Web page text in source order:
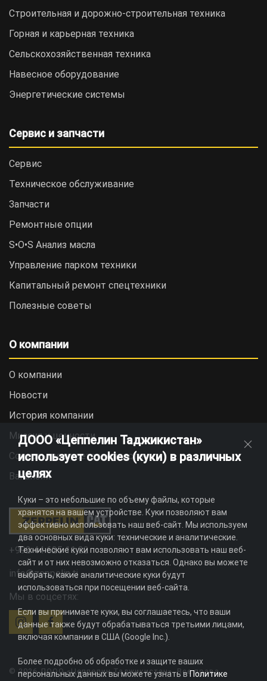
Строительная и дорожно-cтроительная техника
Горная и карьерная техника
Сельскохозяйственная техника
Навесное оборудование
Энергетические системы
Сервис и запчасти
Сервис
Техническое обслуживание
Запчасти
Ремонтные опции
S•O•S Анализ масла
Управление парком техники
Капитальный ремонт спецтехники
Полезные советы
О компании
О компании
Новости
История компании
Миссия и ценности
Социальная ответственность
Вакансии
+992 44 625 11 22
info@zeppelin.tj
Мы в соцсетях:
© 2026 ДООО «Цеппелин Таджикистан». Все права
ДООО «Цеппелин Таджикистан»
использует cookies (куки) в различных
целях
Куки – это небольшие по объему файлы, которые
хранятся на вашем устройстве. Куки позволяют вам
эффективно использовать наш веб-сайт. Мы используем
два основных вида куки: технические и аналитические.
Технические куки позволяют вам использовать наш веб-
сайт и от них невозможно отказаться. Однако вы можете
выбрать, какие аналитические куки будут
использоваться при посещении веб-сайта.
Если вы принимаете куки, вы соглашаетесь, что ваши
данные также будут обрабатываться третьими лицами,
включая компании в США (Google Inc.).
Более подробно об обработке и защите ваших
персональных данных вы можете узнать вПолитике